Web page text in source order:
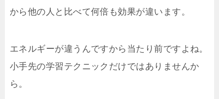
から他の人と比べて何倍も効果が違います。
エネルギーが違うんですから当たり前ですよね。
小手先の学習テクニックだけではありませんか
ら。